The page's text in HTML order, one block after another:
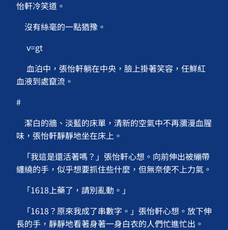
怡軒冷笑道。
沒有絲毫的一點猶豫。
v=gt
血泊中，張怡軒躺在中央，臉上掛著笑容，任鮮紅
血液到處竄流。
#
潔白的牆、淡藍的床單，清新的空氣中不再瀰漫血腥
味，張怡軒靜靜地坐在床上。
「我這是還活著嗎？」張怡軒心想。向前伸出被繃帶
纏繞的手，似乎想要抓住些什麼，但無奈使不上力氣。
「1618上藥了，請別亂動。」
「1618？原來我成了串數字。」張怡軒心想。放下伸
長的手，靜靜地看著身著一身白衣的人們忙進忙出。